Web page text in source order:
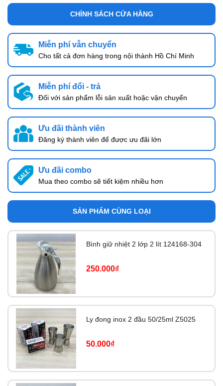
CHÍNH SÁCH CỬA HÀNG
Miễn phí vẫn chuyển
Cho tất cả đơn hàng trong nội thành Hồ Chí Minh
Miễn phí đổi - trả
Đối với sản phẩm lỗi sản xuất hoặc vận chuyển
Ưu đãi thành viên
Đăng ký thành viên để được ưu đãi lớn
Ưu đãi combo
Mua theo combo sẽ tiết kiệm nhiều hơn
SẢN PHẨM CÙNG LOẠI
Bình giữ nhiệt 2 lớp 2 lít 124168-304
250.000₫
Ly đong inox 2 đầu 50/25ml Z5025
50.000₫